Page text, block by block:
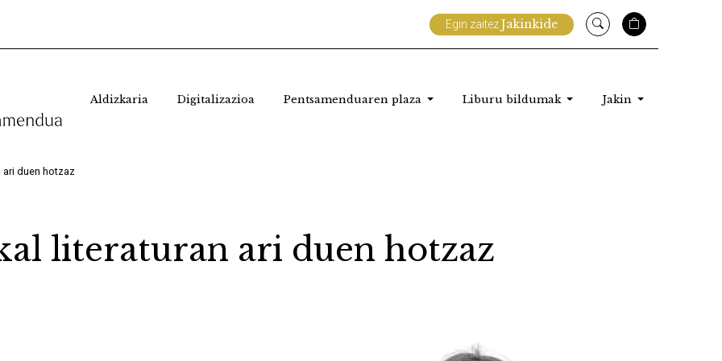
Egin zaitezJakinkide
Aldizkaria Digitalizazioa Pentsamenduaren plaza Liburu bildumak Jakin
ari duen hotzaz
literaturan ari duen hotzaz